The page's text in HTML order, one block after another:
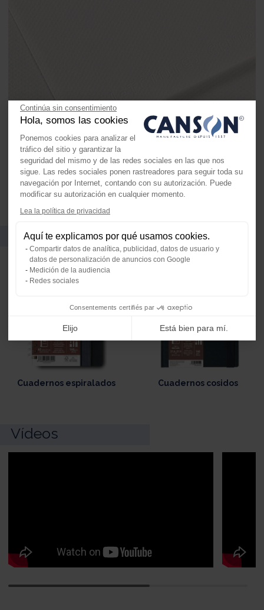
Formatos y envasado
Cuadernos espiralados Cuadernos cosidos
Vídeos
Continúa sin consentimiento
Hola, somos las cookies
Ponemos cookies para analizar el
tráfico del sitio y garantizar la
seguridad del mismo y de las redes sociales en las que nos
sigue. Las redes sociales ponen rastreadores para seguir toda su
navegación por Internet, contando con su autorización. Puede
modificar su autorización en cualquier momento.
Lea la política de privacidad
Aquí te explicamos por qué usamos cookies.
Compartir datos de analítica, publicidad, datos de usuario y
datos de personalización de anuncios con Google
Medición de la audiencia
Redes sociales
Consentements certifiés par
Elijo Está bien para mí.
Nuestra plataforma te permite